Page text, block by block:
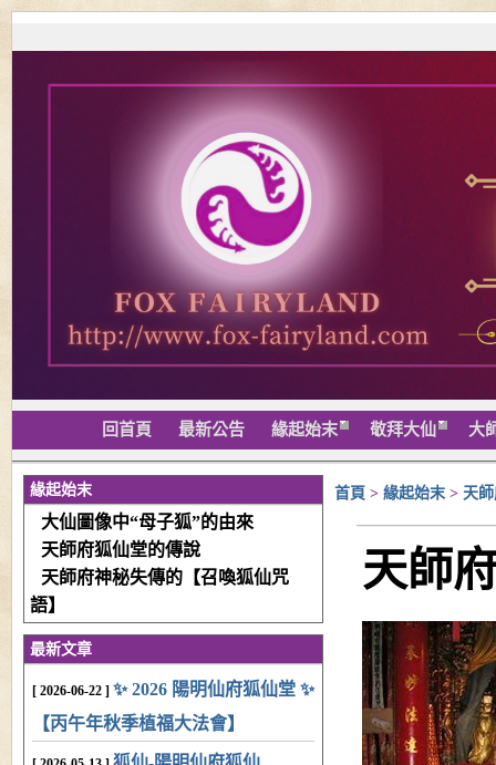
回首頁 最新公告 緣起始末 敬拜大仙 大
緣起始末
大仙圖像中“母子狐”的由來
天師府狐仙堂的傳說
天師府神秘失傳的【召喚狐仙咒
語】
最新文章
[ 2026-06-22 ] ✨ 2026 陽明仙府狐仙堂 ✨
【丙午年秋季植福大法會】
首頁 > 緣起始末 > 天
天師